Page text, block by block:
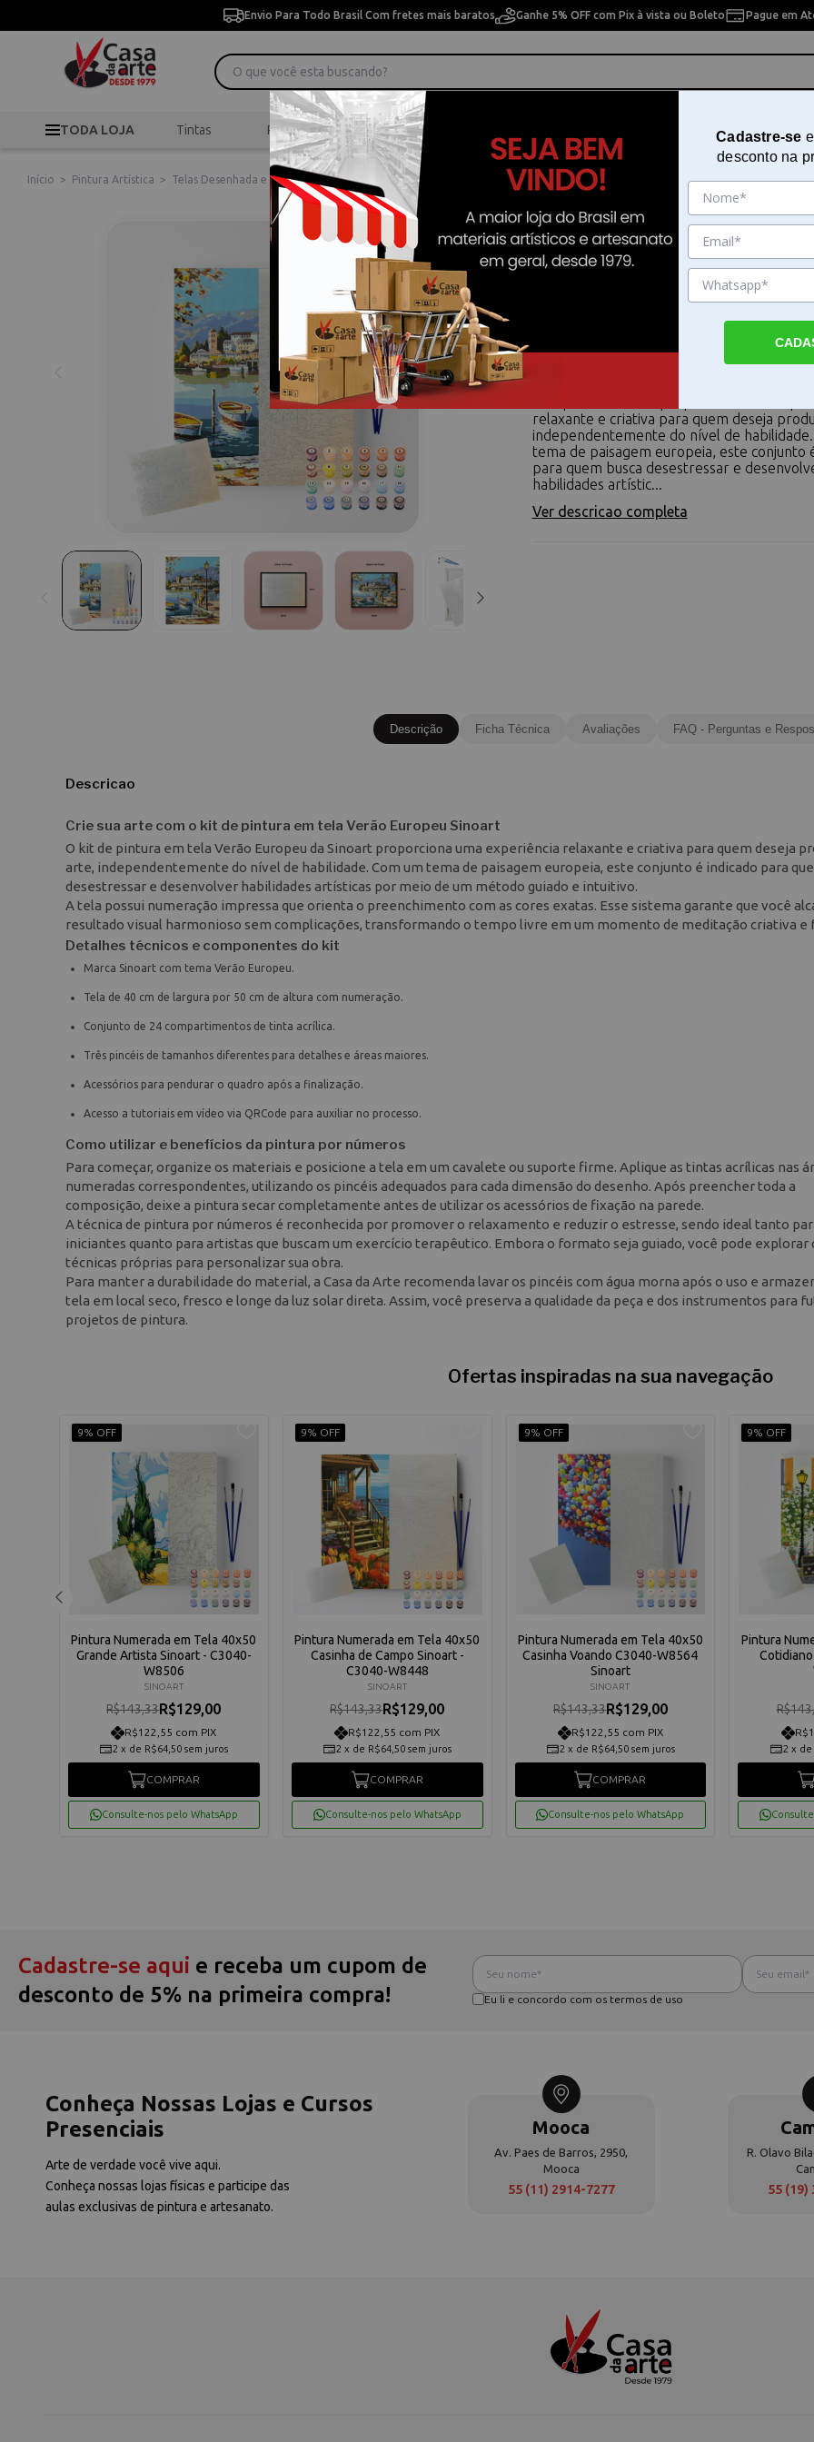
Envio Para Todo Brasil Com fretes mais baratos Ganhe 5% OFF com Pix à vista ou Boleto Pague em
TODA LOJA Tintas Pincéis Desenho Pintura
Início > Pintura Artística > Telas Desenhada e Riscada Pintura Numerada em Tela 40x50 Verao Europeu Sinoart - C3040-W7246
Pintura Numerada em Tela
Europeu Sinoart - C3040-W7246
Crie sua arte com o kit de pintura em tela
relaxante e criativa para quem deseja
independentemente do nível de
tema de paisagem europeia, este conjunto
para quem busca desestressar e
habilidades artístic...
Ver descricao completa
Descrição Ficha Técnica Avaliações FAQ - Perguntas e
Descricao
Crie sua arte com o kit de pintura em tela Verão Europeu Sinoart
O kit de pintura em tela Verão Europeu da Sinoart proporciona uma experiência relaxante e criativa para quem deseja
arte, independentemente do nível de habilidade. Com um tema de paisagem europeia, este conjunto é indicado para
desestressar e desenvolver habilidades artísticas por meio de um método guiado e intuitivo.
A tela possui numeração impressa que orienta o preenchimento com as cores exatas. Esse sistema garante que você
resultado visual harmonioso sem complicações, transformando o tempo livre em um momento de meditação criativa e
Detalhes técnicos e componentes do kit
Marca Sinoart com tema Verão Europeu.
Tela de 40 cm de largura por 50 cm de altura com numeração.
Conjunto de 24 compartimentos de tinta acrílica.
Três pincéis de tamanhos diferentes para detalhes e áreas maiores.
Acessórios para pendurar o quadro após a finalização.
Acesso a tutoriais em vídeo via QRCode para auxiliar no processo.
Como utilizar e benefícios da pintura por números
Para começar, organize os materiais e posicione a tela em um cavalete ou suporte firme. Aplique as tintas acrílicas nas
numeradas correspondentes, utilizando os pincéis adequados para cada dimensão do desenho. Após preencher toda a
composição, deixe a pintura secar completamente antes de utilizar os acessórios de fixação na parede.
A técnica de pintura por números é reconhecida por promover o relaxamento e reduzir o estresse, sendo ideal tanto
iniciantes quanto para artistas que buscam um exercício terapêutico. Embora o formato seja guiado, você pode explorar
técnicas próprias para personalizar sua obra.
Para manter a durabilidade do material, a Casa da Arte recomenda lavar os pincéis com água morna após o uso e
tela em local seco, fresco e longe da luz solar direta. Assim, você preserva a qualidade da peça e dos instrumentos para
projetos de pintura.
Ofertas inspiradas na sua navegação
9% OFF
Pintura Numerada em Tela 40x50
Grande Artista Sinoart - C3040-
W8506
SINOART
R$143,33R$129,00
R$122,55 com PIX
2 x de R$64,50 sem juros
COMPRAR
Consulte-nos pelo WhatsApp
9% OFF
Pintura Numerada em Tela 40x50
Casinha de Campo Sinoart -
C3040-W8448
SINOART
R$143,33R$129,00
R$122,55 com PIX
2 x de R$64,50 sem juros
COMPRAR
Consulte-nos pelo WhatsApp
9% OFF
Pintura Numerada em Tela 40x50
Casinha Voando C3040-W8564
Sinoart
SINOART
R$143,33R$129,00
R$122,55 com PIX
2 x de R$64,50 sem juros
COMPRAR
Consulte-nos pelo WhatsApp
9% OFF
Pintura
2 x de
Cadastre-se aqui e receba um cupom de
desconto de 5% na primeira compra!
Eu li e concordo com os termos de uso
Conheça Nossas Lojas e Cursos
Presenciais
Arte de verdade você vive aqui.
Conheça nossas lojas físicas e participe das
aulas exclusivas de pintura e artesanato.
Mooca
Av. Paes de Barros, 2950,
Mooca
55 (11) 2914-7277
R. Olavo
55 (19)
Cadastre-se
desconto na